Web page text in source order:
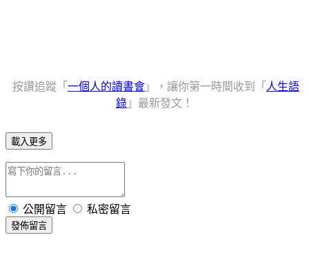
按讚追蹤「 一個人的讀書會 」，讓你第一時間收到「 人生語
錄 」最新發文！
載入更多
公開留言 私密留言
發佈留言